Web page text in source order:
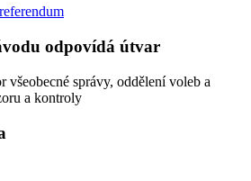
odpovídá útvar
všeobecné správy, oddělení voleb a
a kontroly